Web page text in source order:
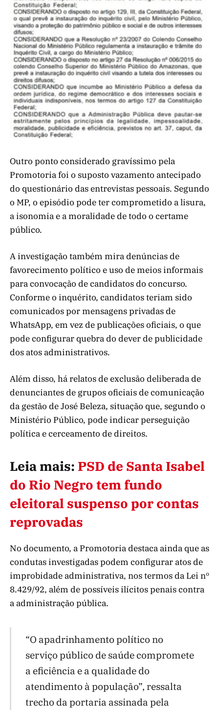
Outro ponto considerado gravíssimo pela
Promotoria foi o suposto vazamento antecipado
do questionário das entrevistas pessoais. Segundo
o MP, o episódio pode ter comprometido a lisura,
a isonomia e a moralidade de todo o certame
público.
A investigação também mira denúncias de
favorecimento político e uso de meios informais
para convocação de candidatos do concurso.
Conforme o inquérito, candidatos teriam sido
comunicados por mensagens privadas de
WhatsApp, em vez de publicações oficiais, o que
pode configurar quebra do dever de publicidade
dos atos administrativos.
Além disso, há relatos de exclusão deliberada de
denunciantes de grupos oficiais de comunicação
da gestão de José Beleza, situação que, segundo o
Ministério Público, pode indicar perseguição
política e cerceamento de direitos.
Leia mais: PSD de Santa Isabel
do Rio Negro tem fundo
eleitoral suspenso por contas
reprovadas
No documento, a Promotoria destaca ainda que as
condutas investigadas podem configurar atos de
improbidade administrativa, nos termos da Lei nº
8.429/92, além de possíveis ilícitos penais contra
a administração pública.
“O apadrinhamento político no
serviço público de saúde compromete
a eficiência e a qualidade do
atendimento à população”, ressalta
trecho da portaria assinada pela